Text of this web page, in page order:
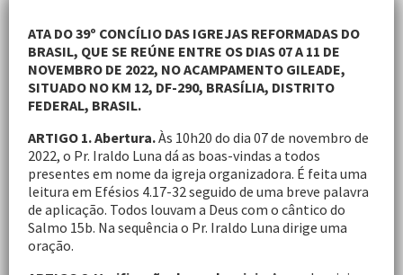
ATA DO 39º CONCÍLIO DAS IGREJAS REFORMADAS DO
BRASIL, QUE SE REÚNE ENTRE OS DIAS 07 A 11 DE
NOVEMBRO DE 2022, NO ACAMPAMENTO GILEADE,
SITUADO NO KM 12, DF-290, BRASÍLIA, DISTRITO
FEDERAL, BRASIL.
ARTIGO 1. Abertura.Às 10h20 do dia 07 de novembro de
2022, o Pr. Iraldo Luna dá as boas-vindas a todos
presentes em nome da igreja organizadora. É feita uma
leitura em Efésios 4.17-32 seguido de uma breve palavra
de aplicação. Todos louvam a Deus com o cântico do
Salmo 15b. Na sequência o Pr. Iraldo Luna dirige uma
oração.